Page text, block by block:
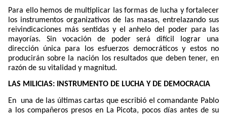
Para ello hemos de multiplicar las formas de lucha y fortalecer
los instrumentos organizativos de las masas, entrelazando sus
reivindicaciones más sentidas y el anhelo del poder para las
mayorías. Sin vocación de poder será difícil lograr una
dirección única para los esfuerzos democráticos y estos no
producirán sobre la nación los resultados que deben tener, en
razón de su vitalidad y magnitud.
LAS MILICIAS: INSTRUMENTO DE LUCHA Y DE DEMOCRACIA
En
una de las últimas cartas que escribió el comandante Pablo
a los compañeros presos en La Picota, pocos días antes de su